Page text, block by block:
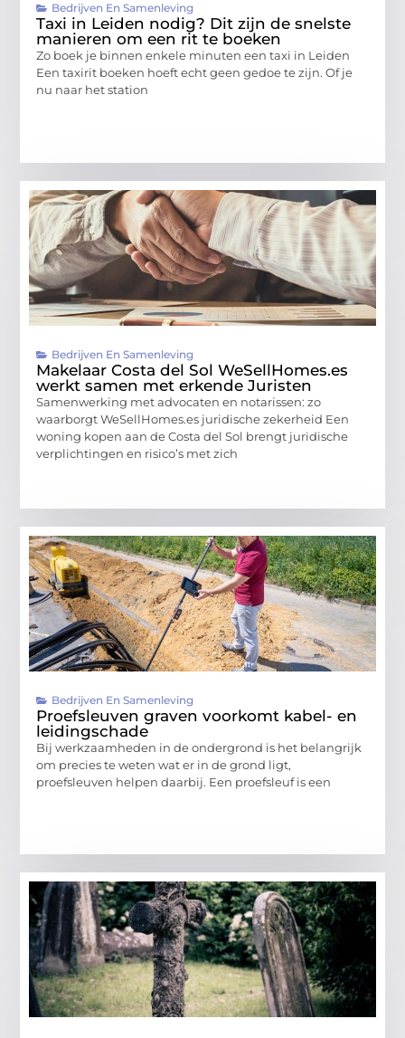
Bedrijven En Samenleving
Taxi in Leiden nodig? Dit zijn de snelste
manieren om een rit te boeken
Zo boek je binnen enkele minuten een taxi in Leiden
Een taxirit boeken hoeft echt geen gedoe te zijn. Of je
nu naar het station
Bedrijven En Samenleving
Makelaar Costa del Sol WeSellHomes.es
werkt samen met erkende Juristen
Samenwerking met advocaten en notarissen: zo
waarborgt WeSellHomes.es juridische zekerheid Een
woning kopen aan de Costa del Sol brengt juridische
verplichtingen en risico’s met zich
Bedrijven En Samenleving
Proefsleuven graven voorkomt kabel- en
leidingschade
Bij werkzaamheden in de ondergrond is het belangrijk
om precies te weten wat er in de grond ligt,
proefsleuven helpen daarbij. Een proefsleuf is een